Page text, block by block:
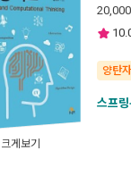
크게보기
20,000
양탄
스프